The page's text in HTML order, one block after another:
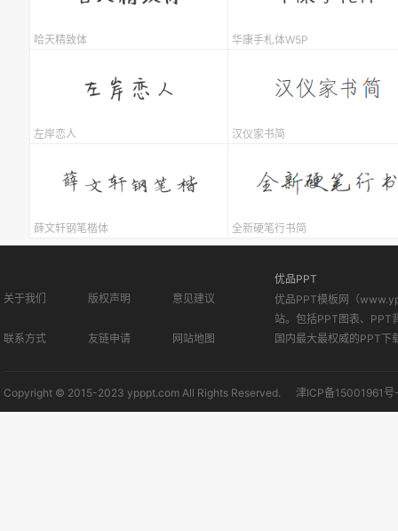
哈天精致体 华康手札体W5P
左岸恋人 汉仪家书简
薛文轩钢笔楷体 全新硬笔行书简
关于我们 版权声明 意见建议
联系方式 友链申请 网站地图
优品PPT
优品PPT模板网（
站。包括PPT图表、PPT
国内最大最权威的PPT下
Copyright © 2015-2023 ypppt.com All Rights Reserved. 津ICP备15001961号